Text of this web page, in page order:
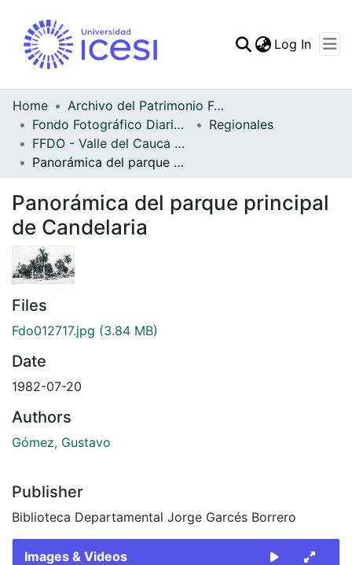
Statistics
Log In
Home
Archivo del Patrimonio Fotográfico y Fílmico del Valle del Cauca
Fondo Fotográfico Diario Occidente
Regionales
FFDO - Valle del Cauca - Patrimonial
Panorámica del parque principal de Candelaria
Panorámica del parque principal
de Candelaria
Files
Fdo012717.jpg (3.84 MB)
Date
1982-07-20
Authors
Gómez, Gustavo
Publisher
Biblioteca Departamental Jorge Garcés Borrero
Images & Videos